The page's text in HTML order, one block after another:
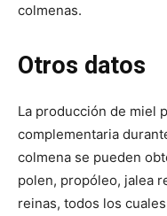
colmenas.
Otros datos
La producción de miel
complementaria
colmena se pueden
polen, propóleo, jalea
reinas, todos los